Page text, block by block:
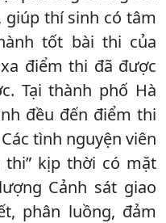
thí sinh có tâm
tốt bài thi của
điểm thi đã được
Tại thành phố Hà
đều đến điểm thi
tình nguyện viên
thi” kịp thời có mặt
Cảnh sát giao
phân luồng, đảm